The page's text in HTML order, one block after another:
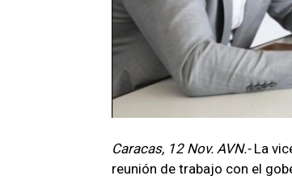
Caracas, 12 Nov. AVN.- La
reunión de trabajo con el